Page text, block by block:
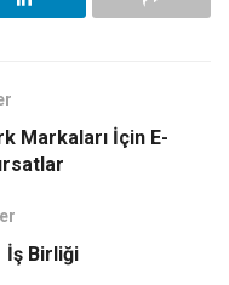
Markaları İçin E-
İş Birliği